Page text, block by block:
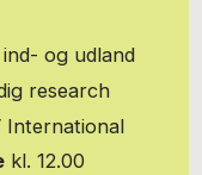
og udland
research
International
kl. 12.00